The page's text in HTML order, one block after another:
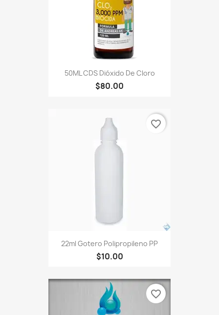
50ML CDS Dióxido De Cloro
$80.00
22ml Gotero Polipropileno PP
$10.00
favorite_border
favorite_border